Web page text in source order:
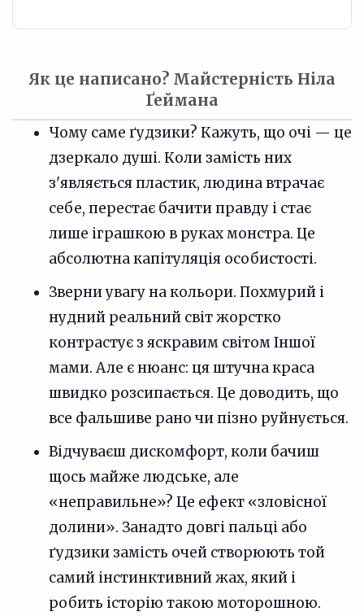
Як це написано? Майстерність Ніла
Ґеймана
Чому саме ґудзики? Кажуть, що очі — це
дзеркало душі. Коли замість них
з'являється пластик, людина втрачає
себе, перестає бачити правду і стає
лише іграшкою в руках монстра. Це
абсолютна капітуляція особистості.
Зверни увагу на кольори. Похмурий і
нудний реальний світ жорстко
контрастує з яскравим світом Іншої
мами. Але є нюанс: ця штучна краса
швидко розсипається. Це доводить, що
все фальшиве рано чи пізно руйнується.
Відчуваєш дискомфорт, коли бачиш
щось майже людське, але
«неправильне»? Це ефект «зловісної
долини». Занадто довгі пальці або
ґудзики замість очей створюють той
самий інстинктивний жах, який і
робить історію такою моторошною.